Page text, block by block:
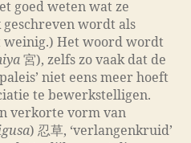
goed weten wat ze
wordt als
weinig.) Het woord wordt
宮), zelfs zo vaak dat de
niet eens meer hoeft
te bewerkstelligen.
verkorte vorm van
) 忍草, ‘verlangenkruid’